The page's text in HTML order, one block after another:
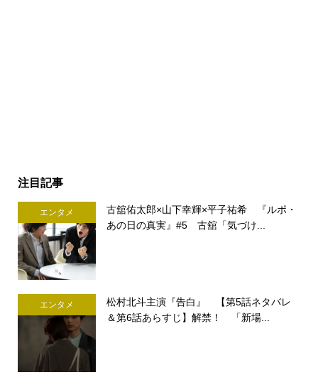
注目記事
エンタメ
古舘佑太郎×山下幸輝×平子祐希 『ルポ・
あの日の真実』#5 古舘「気づけ...
エンタメ
松村北斗主演『告白』 【第5話ネタバレ
＆第6話あらすじ】解禁！ 「新場...